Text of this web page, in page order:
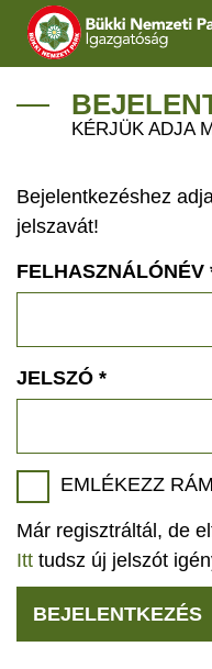
IGAZGATÓSÁG
VÍZVÉDELEM
ÖKOTURIZMUS
GEOPARKOK
KÉRJÜK ADJA
Bejelentkezéshez
jelszavát!
FELHASZNÁLÓNÉV
JELSZÓ *
EMLÉKEZZ RÁM
Már regisztráltál, de
Itt tudsz új jelszót
BEJELENTKEZÉS